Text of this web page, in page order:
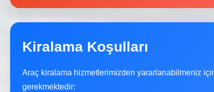
Kiralama Koşulları
Araç kiralama hizmetlerimizden yararlanabilmeniz
gerekmektedir: